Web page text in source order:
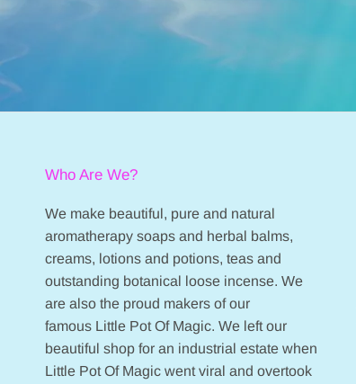
Who Are We?
We make beautiful, pure and natural
aromatherapy soaps and herbal balms,
creams, lotions and potions, teas and
outstanding botanical loose incense. We
are also the proud makers of our
famous Little Pot Of Magic. We left our
beautiful shop for an industrial estate when
Little Pot Of Magic went viral and overtook